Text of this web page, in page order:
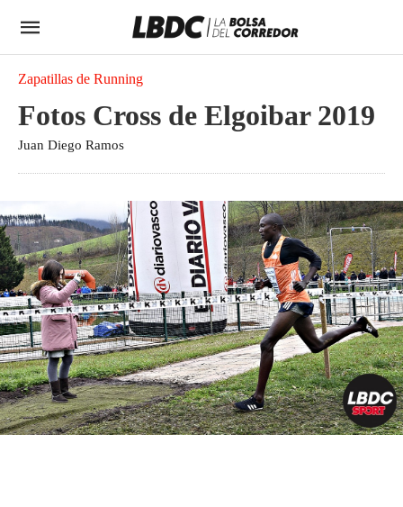
Zapatillas de Running
Fotos Cross de Elgoibar 2019
Juan Diego Ramos